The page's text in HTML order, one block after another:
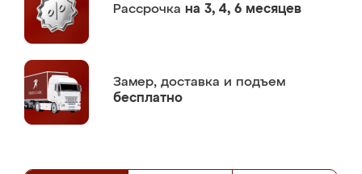
Рассрочка на 3, 4, 6 месяцев
Замер, доставка и подъем
бесплатно